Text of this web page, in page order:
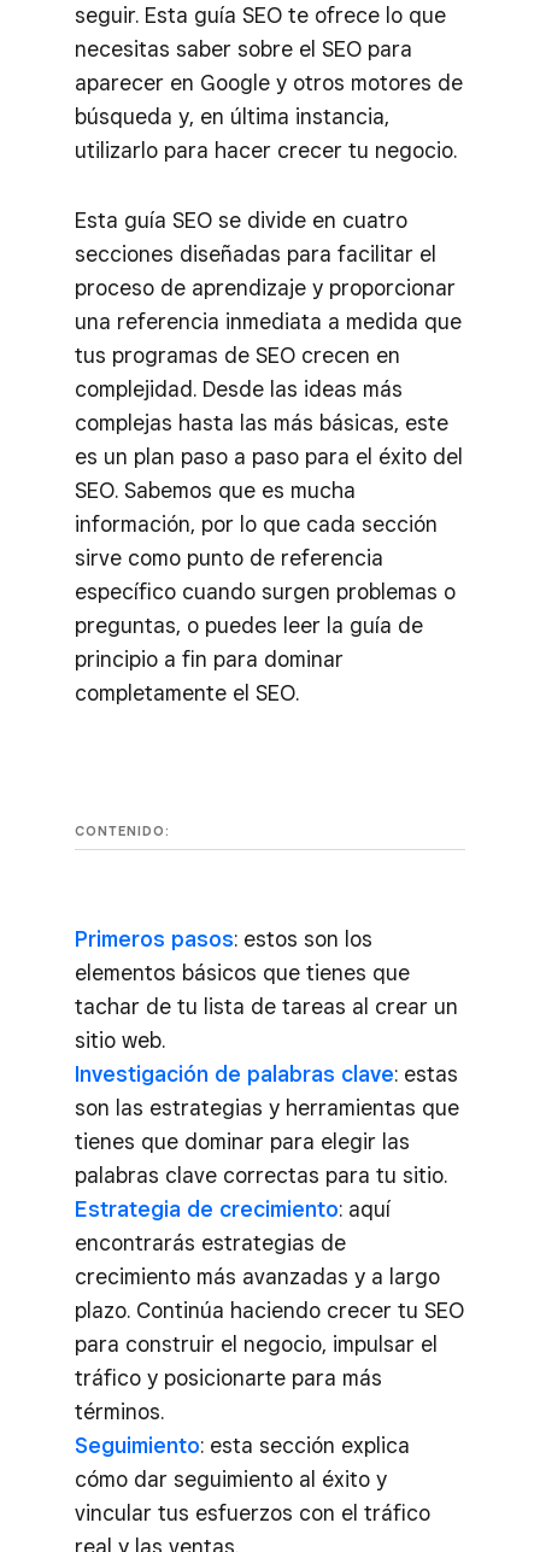
seguir. Esta guía SEO te ofrece lo que
necesitas saber sobre el SEO para
aparecer en Google y otros motores de
búsqueda y, en última instancia,
utilizarlo para hacer crecer tu negocio.
Esta guía SEO se divide en cuatro
secciones diseñadas para facilitar el
proceso de aprendizaje y proporcionar
una referencia inmediata a medida que
tus programas de SEO crecen en
complejidad. Desde las ideas más
complejas hasta las más básicas, este
es un plan paso a paso para el éxito del
SEO. Sabemos que es mucha
información, por lo que cada sección
sirve como punto de referencia
específico cuando surgen problemas o
preguntas, o puedes leer la guía de
principio a fin para dominar
completamente el SEO.
CONTENIDO:
Primeros pasos: estos son los
elementos básicos que tienes que
tachar de tu lista de tareas al crear un
sitio web.
Investigación de palabras clave: estas
son las estrategias y herramientas que
tienes que dominar para elegir las
palabras clave correctas para tu sitio.
Estrategia de crecimiento: aquí
encontrarás estrategias de
crecimiento más avanzadas y a largo
plazo. Continúa haciendo crecer tu SEO
para construir el negocio, impulsar el
tráfico y posicionarte para más
términos.
Seguimiento: esta sección explica
cómo dar seguimiento al éxito y
vincular tus esfuerzos con el tráfico
real y las ventas.